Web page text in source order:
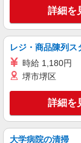
ランスタッド株式
詳細を
レジ・商品陳列ス
時給 1,180円
堺市堺区
詳細を
大学病院の清掃